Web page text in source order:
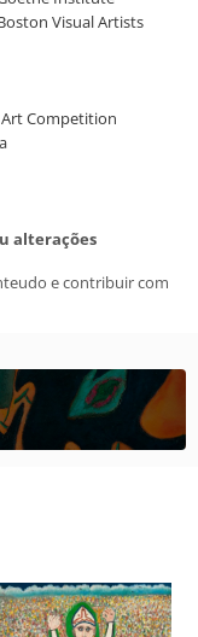
Visual Artists
Art Competition
alterações
e contribuir com